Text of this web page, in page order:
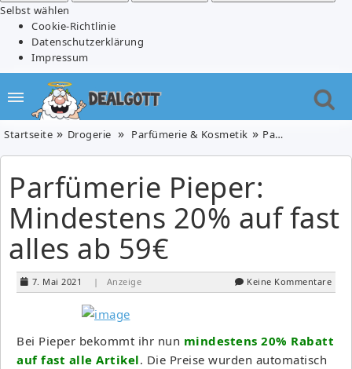
Selbst wählen
Cookie-Richtlinie
Datenschutzerklärung
Impressum
Startseite Drogerie Parfümerie & Kosmetik Parfümerie Pieper: Mindestens 20% auf fast alles ab 59€
Parfümerie Pieper:
Mindestens 20% auf fast
alles ab 59€
7. Mai 2021 | Anzeige Keine Kommentare
Bei Pieper bekommt ihr nun mindestens 20% Rabatt
auf fast alle Artikel. Die Preise wurden automatisch